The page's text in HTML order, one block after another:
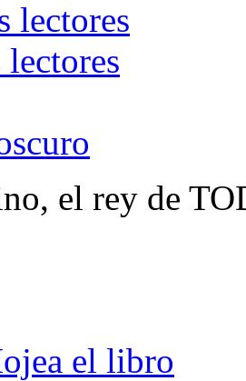
lectores
lectores
el rey de
el libro